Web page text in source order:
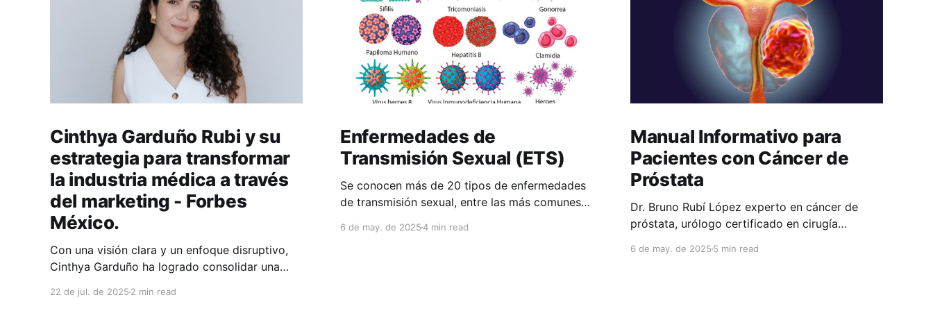
Cinthya Garduño Rubi y su
estrategia para transformar
la industria médica a través
del marketing - Forbes
México.
Con una visión clara y un enfoque disruptivo,
Cinthya Garduño ha logrado consolidar una
con médicos de manera eficiente y segura, sino
22 de jul. de 2025 2 min read
Enfermedades de
Transmisión Sexual (ETS)
Se conocen más de 20 tipos de enfermedades
de transmisión sexual, entre las más comunes
6 de may. de 20254 min read
Manual Informativo para
Pacientes con Cáncer de
Próstata
Dr. Bruno Rubí López experto en cáncer de
próstata, urólogo certificado en cirugía
Próstata y Vías Urinarias en Puebla, México.
6 de may. de 20255 min read